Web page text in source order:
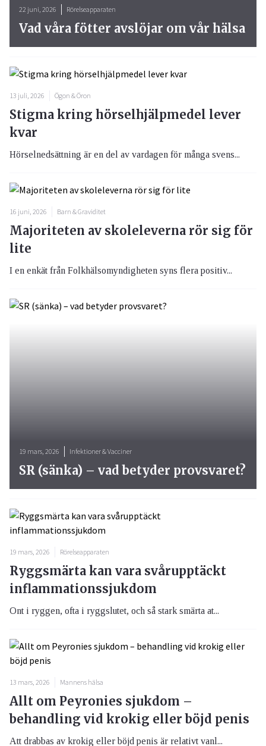
13 juli, 2026 Ögon & Öron
Stigma kring hörselhjälpmedel lever
kvar
Hörselnedsättning är en del av vardagen för många svens...
16 juni, 2026 Barn & Graviditet
Majoriteten av skoleleverna rör sig för
lite
I en enkät från Folkhälsomyndigheten syns flera positiv...
22 juni, 2026 Rörelseapparaten
Vad våra fötter avslöjar om vår hälsa
19 mars, 2026 Infektioner & Vacciner
SR (sänka) – vad betyder provsvaret?
19 mars, 2026 Rörelseapparaten
Ryggsmärta kan vara svårupptäckt
inflammationssjukdom
Ont i ryggen, ofta i ryggslutet, och så stark smärta at...
13 mars, 2026 Mannens hälsa
Allt om Peyronies sjukdom –
behandling vid krokig eller böjd penis
Att drabbas av krokig eller böjd penis är relativt vanl...